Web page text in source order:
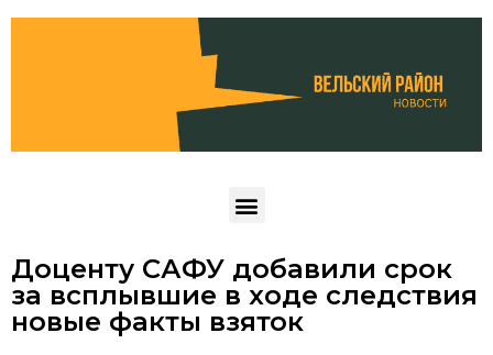
Доценту САФУ добавили срок
за всплывшие в ходе следствия
новые факты взяток